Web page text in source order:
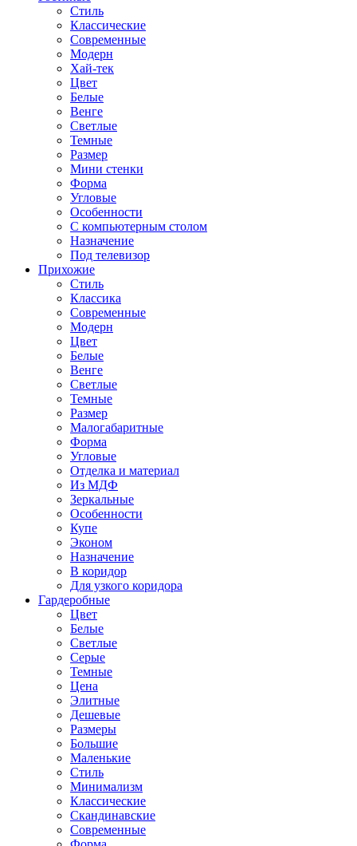
Стиль
Классические
Современные
Модерн
Хай-тек
Цвет
Белые
Венге
Светлые
Темные
Размер
Мини стенки
Форма
Угловые
Особенности
С компьютерным столом
Назначение
Под телевизор
Прихожие
Стиль
Классика
Современные
Модерн
Цвет
Белые
Венге
Светлые
Темные
Размер
Малогабаритные
Форма
Угловые
Отделка и материал
Из МДФ
Зеркальные
Особенности
Купе
Эконом
Назначение
В коридор
Для узкого коридора
Гардеробные
Цвет
Белые
Светлые
Серые
Темные
Цена
Элитные
Дешевые
Размеры
Большие
Маленькие
Стиль
Минимализм
Классические
Скандинавские
Современные